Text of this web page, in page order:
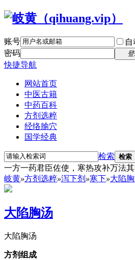
账号
密码
快捷导航
网站首页
中医古籍
中药百科
方剂选粹
经络腧穴
国学经典
检索 检索
一方一药君臣佐使，寒热攻补万法其
岐黄»方剂选粹»泻下剂 »寒下»大陷
大陷胸汤
大陷胸汤
方剂组成